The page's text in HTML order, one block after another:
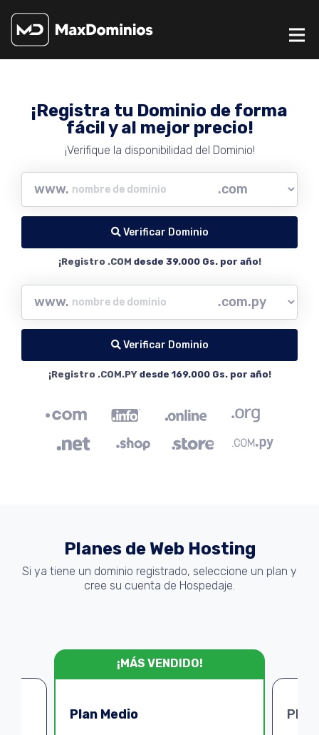
¡Registra tu Dominio de forma
fácil y al mejor precio!
¡Verifique la disponibilidad del Dominio!
www.
Verificar Dominio
¡Registro .COM desde 39.000 Gs. por año!
www.
Verificar Dominio
¡Registro .COM.PY desde 169.000 Gs. por año!
Planes de Web Hosting
Si ya tiene un dominio registrado, seleccione un plan y
cree su cuenta de Hospedaje.
¡MÁS VENDIDO!
Plan Medio Plan